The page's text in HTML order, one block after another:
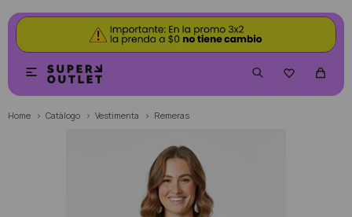


Home Catálogo Vestimenta Remeras